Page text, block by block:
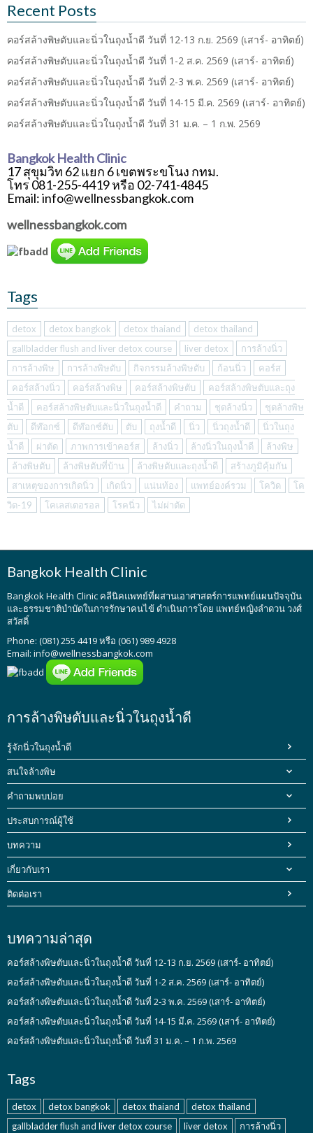
Recent Posts
คอร์สล้างพิษตับและนิ่วในถุงน้ำดี วันที่ 12-13 ก.ย. 2569 (เสาร์- อาทิตย์)
คอร์สล้างพิษตับและนิ่วในถุงน้ำดี วันที่ 1-2 ส.ค. 2569 (เสาร์- อาทิตย์)
คอร์สล้างพิษตับและนิ่วในถุงน้ำดี วันที่ 2-3 พ.ค. 2569 (เสาร์- อาทิตย์)
คอร์สล้างพิษตับและนิ่วในถุงน้ำดี วันที่ 14-15 มี.ค. 2569 (เสาร์- อาทิตย์)
คอร์สล้างพิษตับและนิ่วในถุงน้ำดี วันที่ 31 ม.ค. – 1 ก.พ. 2569
Bangkok Health Clinic
17 สุขุมวิท 62 แยก 6 เขตพระขโนง กทม.
โทร 081-255-4419 หรือ 02-741-4845
Email: info@wellnessbangkok.com
wellnessbangkok.com
Tags
detox detox bangkok detox thaiand
detox thailand
gallbladder flush and liver detox course
liver detox
การล้างนิ่ว
การล้างพิษ
การล้างพิษตับ กิจกรรมล้างพิษตับ ก้อนนิ่ว
คอร์ส
คอร์สล้างนิ่ว
คอร์สล้างพิษ คอร์สล้างพิษตับ
คอร์สล้างพิษตับและถุง
น้ำดี
คอร์สล้างพิษตับและนิ่วในถุงน้ำดี คำถาม ชุดล้างนิ่ว
ชุดล้างพิษ
ตับ
ดีท๊อกซ์ ดีท๊อกซ์ตับ ตับ ถุงน้ำดี นิ่ว นิ่วถุงน้ำดี
นิ่วในถุง
น้ำดี
ผ่าตัด ภาพการเข้าคอร์ส ล้างนิ่ว ล้างนิ่วในถุงน้ำดี
ล้างพิษ
ล้างพิษตับ
ล้างพิษตับที่บ้าน ล้างพิษตับและถุงน้ำดี
สร้างภูมิคุ้มกัน
สาเหตุของการเกิดนิ่ว
เกิดนิ่ว แน่นท้อง แพทย์องค์รวม โควิด
โค
วิด-19
โคเลสเตอรอล โรคนิ่ว ไม่ผ่าตัด
Bangkok Health Clinic
Bangkok Health Clinic คลีนิคแพทย์ที่ผสานเอาศาสตร์การแพทย์แผนปัจจุบัน
และธรรมชาติบำบัดในการรักษาคนไข้ ดำเนินการโดย แพทย์หญิงลำดวน วงศ์
สวัสดิ์
Phone: (081) 255 4419 หรือ (061) 989 4928
Email: info@wellnessbangkok.com
การล้างพิษตับและนิ่วในถุงน้ำดี
รู้จักนิ่วในถุงน้ำดี
สนใจล้างพิษ
คำถามพบบ่อย
ประสบการณ์ผู้ใช้
บทความ
เกี่ยวกับเรา
ติดต่อเรา
บทความล่าสุด
คอร์สล้างพิษตับและนิ่วในถุงน้ำดี วันที่ 12-13 ก.ย. 2569 (เสาร์- อาทิตย์)
คอร์สล้างพิษตับและนิ่วในถุงน้ำดี วันที่ 1-2 ส.ค. 2569 (เสาร์- อาทิตย์)
คอร์สล้างพิษตับและนิ่วในถุงน้ำดี วันที่ 2-3 พ.ค. 2569 (เสาร์- อาทิตย์)
คอร์สล้างพิษตับและนิ่วในถุงน้ำดี วันที่ 14-15 มี.ค. 2569 (เสาร์- อาทิตย์)
คอร์สล้างพิษตับและนิ่วในถุงน้ำดี วันที่ 31 ม.ค. – 1 ก.พ. 2569
Tags
detox detox bangkok detox thaiand
detox thailand
gallbladder flush and liver detox course
liver detox การล้างนิ่ว